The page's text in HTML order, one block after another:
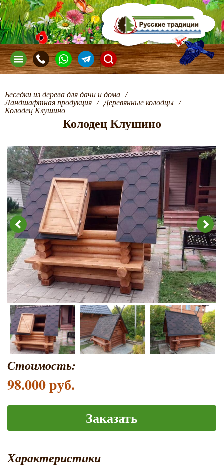
Беседки из дерева для дачи и дома /
Ландшафтная продукция / Деревянные колодцы /
Колодец Клушино
Колодец Клушино
Стоимость:
98.000 руб.
Заказать
Характеристики